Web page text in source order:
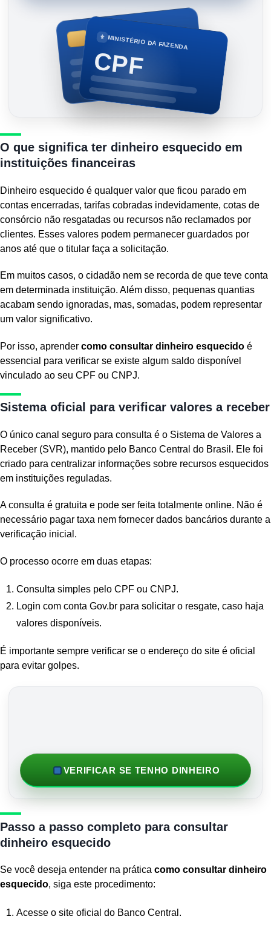
MINISTÉRIO DA FAZENDA
CPF
O que significa ter dinheiro esquecido em
instituições financeiras
Dinheiro esquecido é qualquer valor que ficou parado em
contas encerradas, tarifas cobradas indevidamente, cotas de
consórcio não resgatadas ou recursos não reclamados por
clientes. Esses valores podem permanecer guardados por
anos até que o titular faça a solicitação.
Em muitos casos, o cidadão nem se recorda de que teve conta
em determinada instituição. Além disso, pequenas quantias
acabam sendo ignoradas, mas, somadas, podem representar
um valor significativo.
Por isso, aprender como consultar dinheiro esquecido é
essencial para verificar se existe algum saldo disponível
vinculado ao seu CPF ou CNPJ.
Sistema oficial para verificar valores a receber
O único canal seguro para consulta é o Sistema de Valores a
Receber (SVR), mantido pelo Banco Central do Brasil. Ele foi
criado para centralizar informações sobre recursos esquecidos
em instituições reguladas.
A consulta é gratuita e pode ser feita totalmente online. Não é
necessário pagar taxa nem fornecer dados bancários durante a
verificação inicial.
O processo ocorre em duas etapas:
Consulta simples pelo CPF ou CNPJ.
Login com conta Gov.br para solicitar o resgate, caso haja
valores disponíveis.
É importante sempre verificar se o endereço do site é oficial
para evitar golpes.
VERIFICAR SE TENHO DINHEIRO
Passo a passo completo para consultar
dinheiro esquecido
Se você deseja entender na prática como consultar dinheiro
esquecido, siga este procedimento:
Acesse o site oficial do Banco Central.